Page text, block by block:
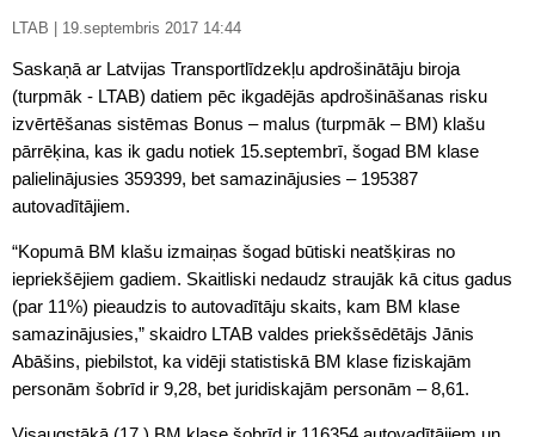
LTAB | 19.septembris 2017 14:44
Saskaņā ar Latvijas Transportlīdzekļu apdrošinātāju biroja
(turpmāk - LTAB) datiem pēc ikgadējās apdrošināšanas risku
izvērtēšanas sistēmas Bonus – malus (turpmāk – BM) klašu
pārrēķina, kas ik gadu notiek 15.septembrī, šogad BM klase
palielinājusies 359399, bet samazinājusies – 195387
autovadītājiem.
“Kopumā BM klašu izmaiņas šogad būtiski neatšķiras no
iepriekšējiem gadiem. Skaitliski nedaudz straujāk kā citus gadus
(par 11%) pieaudzis to autovadītāju skaits, kam BM klase
samazinājusies,” skaidro LTAB valdes priekšsēdētājs Jānis
Abāšins, piebilstot, ka vidēji statistiskā BM klase fiziskajām
personām šobrīd ir 9,28, bet juridiskajām personām – 8,61.